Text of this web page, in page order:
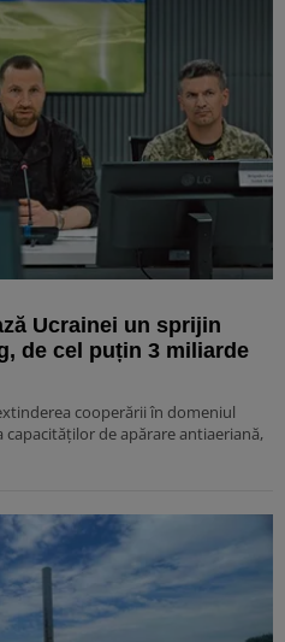
Ucrainei un sprijin
de cel puțin 3 miliarde
cooperării în domeniul
capacităților de apărare antiaeriană,